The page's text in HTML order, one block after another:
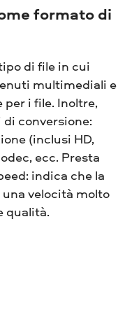
formato di
di file in cui
multimediali e
i file. Inoltre,
conversione:
(inclusi HD,
ecc. Presta
indica che la
velocità molto
qualità.